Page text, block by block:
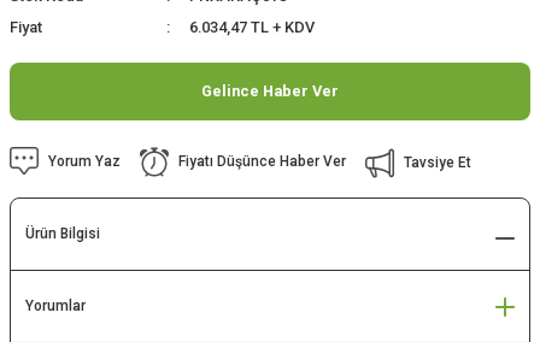
Fiyat
6.034,47 TL + KDV
Gelince Haber Ver
Yorum Yaz Fiyatı Düşünce Haber Ver Tavsiye Et
Ürün Bilgisi
Yorumlar